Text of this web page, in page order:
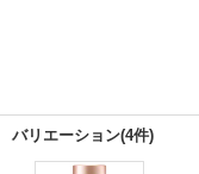
バリエーション(4件)